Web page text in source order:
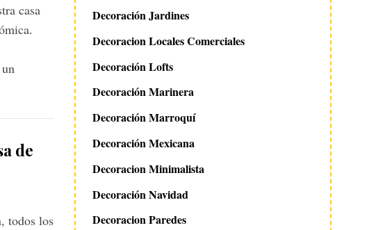
casa
de
todos los
Decoración Jardines
Decoracion Locales Comerciales
Decoración Lofts
Decoración Marinera
Decoración Marroquí
Decoración Mexicana
Decoracion Minimalista
Decoración Navidad
Decoracion Paredes